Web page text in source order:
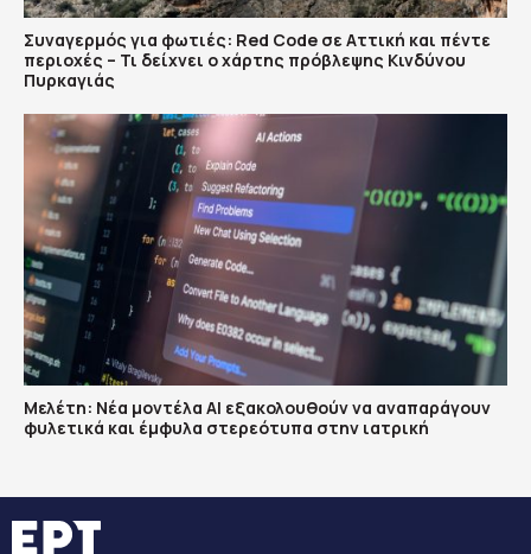
Συναγερμός για φωτιές: Red Code σε Αττική και πέντε
περιοχές – Τι δείχνει ο χάρτης πρόβλεψης Κινδύνου
Πυρκαγιάς
Μελέτη: Νέα μοντέλα ΑΙ εξακολουθούν να αναπαράγουν
φυλετικά και έμφυλα στερεότυπα στην ιατρική